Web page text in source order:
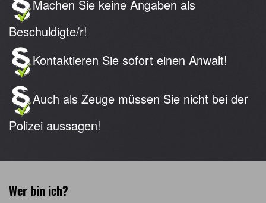
Machen Sie keine Angaben als
Beschuldigte/r!
Kontaktieren Sie sofort einen Anwalt!
Auch als Zeuge müssen Sie nicht bei der
Polizei aussagen!
Wer bin ich?